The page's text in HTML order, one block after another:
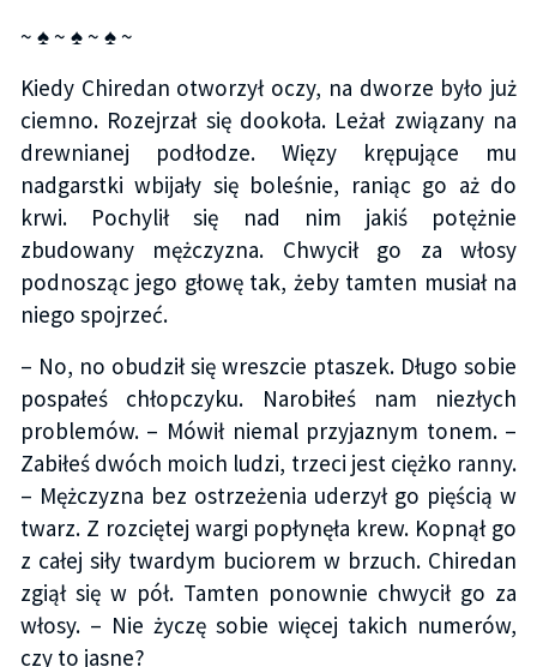
~ ♠ ~ ♠ ~ ♠ ~
Kiedy Chiredan otworzył oczy, na dworze było już
ciemno. Rozejrzał się dookoła. Leżał związany na
drewnianej podłodze. Więzy krępujące mu
nadgarstki wbijały się boleśnie, raniąc go aż do
krwi. Pochylił się nad nim jakiś potężnie
zbudowany mężczyzna. Chwycił go za włosy
podnosząc jego głowę tak, żeby tamten musiał na
niego spojrzeć.
– No, no obudził się wreszcie ptaszek. Długo sobie
pospałeś chłopczyku. Narobiłeś nam niezłych
problemów. – Mówił niemal przyjaznym tonem. –
Zabiłeś dwóch moich ludzi, trzeci jest ciężko ranny.
– Mężczyzna bez ostrzeżenia uderzył go pięścią w
twarz. Z rozciętej wargi popłynęła krew. Kopnął go
z całej siły twardym buciorem w brzuch. Chiredan
zgiął się w pół. Tamten ponownie chwycił go za
włosy. – Nie życzę sobie więcej takich numerów,
czy to jasne?